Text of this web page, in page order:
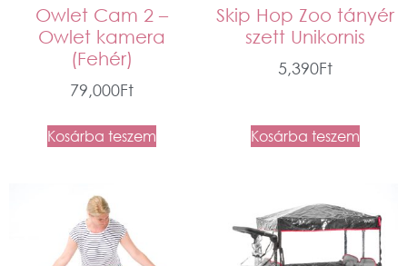
Owlet Cam 2 –
Owlet kamera
(Fehér)
79,000Ft
Kosárba teszem
Skip Hop Zoo tányér
szett Unikornis
5,390Ft
Kosárba teszem